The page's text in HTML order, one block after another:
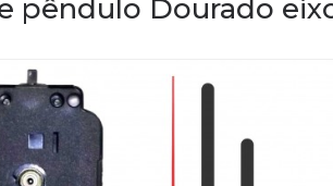
pêndulo Dourado